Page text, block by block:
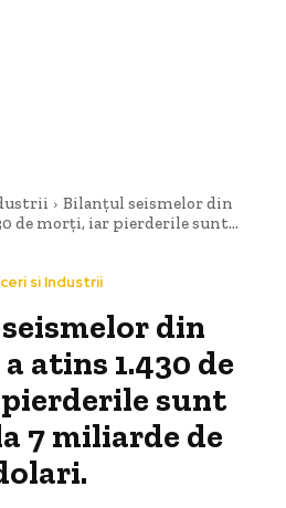
Bilanțul seismelor din
de morți, iar pierderile sunt...
si Industrii
din
atins 1.430 de
sunt
7 miliarde de